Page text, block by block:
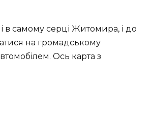
в самому серці Житомира, і до
на громадському
Ось карта з